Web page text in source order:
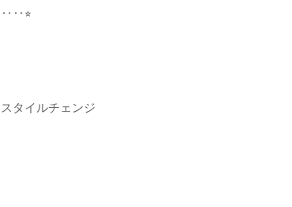
‥‥⭐︎
スタイルチェンジ